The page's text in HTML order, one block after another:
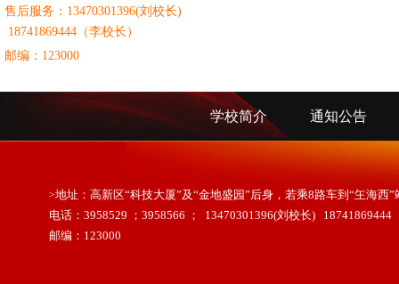
售后服务： 13470301396(刘校长)
18741869444（李校长）
邮编：123000
学校简介 通知公告
>地址：高新区“科技大厦”及“金地盛园”后身，若乘8路车到“玍海西
电话：3958529 ；3958566 ； 13470301396(刘校长) 18741869444
邮编：123000